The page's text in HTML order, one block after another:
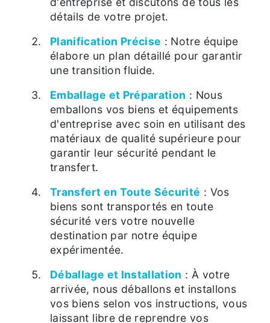
détails de votre projet.
Planification Précise : Notre équipe
élabore un plan détaillé pour garantir
une transition fluide.
Emballage et Préparation : Nous
emballons vos biens et équipements
d'entreprise avec soin en utilisant des
matériaux de qualité supérieure pour
garantir leur sécurité pendant le
transfert.
Transfert en Toute Sécurité : Vos
biens sont transportés en toute
sécurité vers votre nouvelle
destination par notre équipe
expérimentée.
Déballage et Installation : À votre
arrivée, nous déballons et installons
vos biens selon vos instructions, vous
laissant libre de reprendre vos